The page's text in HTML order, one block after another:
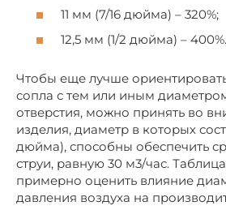
11 мм (7/16 дюйма) – 320%;
12,5 мм (1/2 дюйма) – 400%.
Чтобы еще лучше
сопла с тем или иным
отверстия, можно принять во
изделия, диаметр в которых
дюйма), способны обеспечить
струи, равную 30 м3/час.
примерно оценить влияние
давления воздуха на